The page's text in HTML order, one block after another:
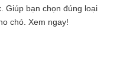
Giúp bạn chọn đúng loại
chó. Xem ngay!